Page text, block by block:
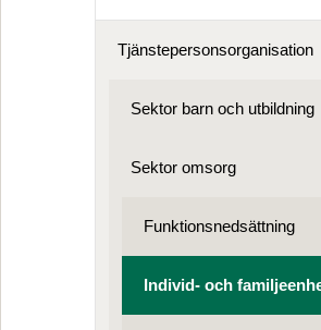
Tjänstepersonsorganisation
Sektor barn och utbildning
Sektor omsorg
Funktionsnedsättning
Individ- och